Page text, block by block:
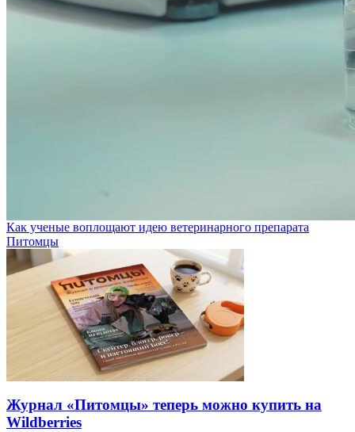
Как ученые воплощают идею ветеринарного препарата
Питомцы
Журнал «Питомцы» теперь можно купить на
Wildberries